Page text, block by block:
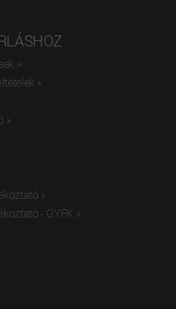
»
»
»
»
- GYFK »